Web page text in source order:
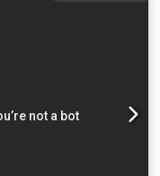
Dane
potwierdzenia